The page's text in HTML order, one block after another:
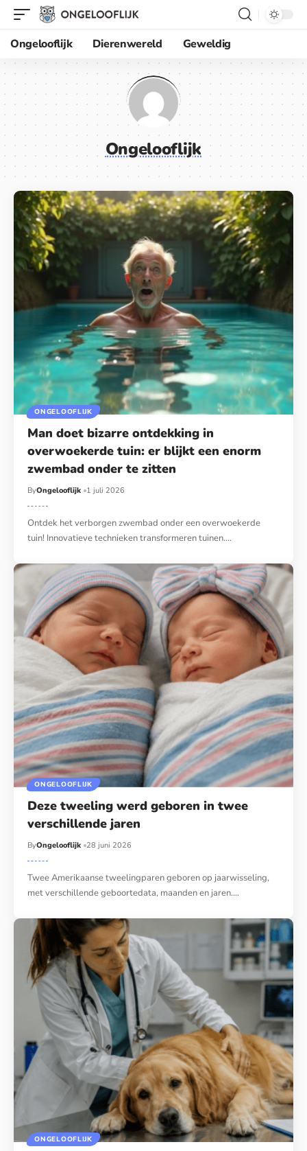
Ongelooflijk Dierenwereld Geweldig
Ongelooflijk
ONGELOOFLIJK
Man doet bizarre ontdekking in
overwoekerde tuin: er blijkt een enorm
zwembad onder te zitten
ByOngelooflijk 1 juli 2026
Ontdek het verborgen zwembad onder een overwoekerde
tuin! Innovatieve technieken transformeren tuinen.…
ONGELOOFLIJK
Deze tweeling werd geboren in twee
verschillende jaren
ByOngelooflijk 28 juni 2026
Twee Amerikaanse tweelingparen geboren op jaarwisseling,
met verschillende geboortedata, maanden en jaren.…
ONGELOOFLIJK